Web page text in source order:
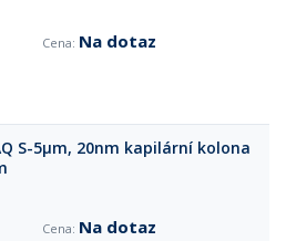
Na dotaz
S-5µm, 20nm kapilární kolona
Na dotaz